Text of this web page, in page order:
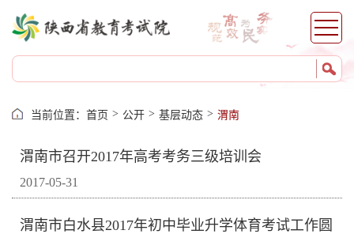
财务管理
采购信息公开
工作动态
西安
宝鸡
铜川
渭南
当前位置： 首页 > 公开 > 基层动态 > 渭南
渭南市召开2017年高考考务三级培训会
2017-05-31
渭南市白水县2017年初中毕业升学体育考试工作圆